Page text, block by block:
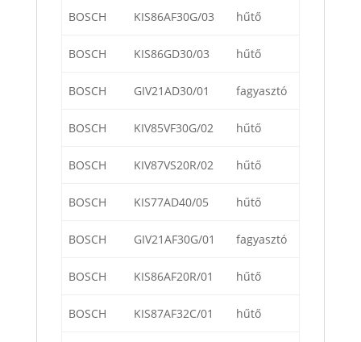
BOSCH KIS86AF30G/03 hűtő
BOSCH KIS86GD30/03 hűtő
BOSCH GIV21AD30/01 fagyasztó
BOSCH KIV85VF30G/02 hűtő
BOSCH KIV87VS20R/02 hűtő
BOSCH KIS77AD40/05 hűtő
BOSCH GIV21AF30G/01 fagyasztó
BOSCH KIS86AF20R/01 hűtő
BOSCH KIS87AF32C/01 hűtő